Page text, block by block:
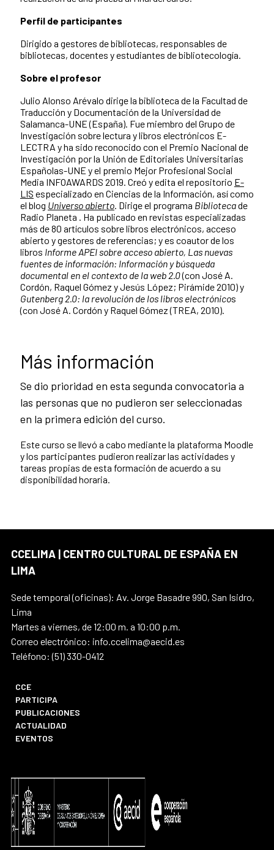
Perfil de participantes
Dirigido a gestores de bibliotecas, responsables de
bibliotecas, docentes y estudiantes de bibliotecología.
Sobre el profesor
Julio Alonso Arévalo dirige la biblioteca de la Facultad de
Traducción y Documentación de la Universidad de
Salamanca-UNE (España). Fue miembro del Grupo de
Investigación sobre lectura y libros electrónicos E-
LECTRA y ha sido reconocido con el Premio Nacional de
Investigación por la Unión de Editoriales Universitarias
Españolas-UNE y el premio Mejor Profesional Social
Media INFOAWARDS 2019. Creó y edita el repositorio E-
LIS especializado en Ciencias de la Información, así como
el blog Universo abierto. Dirige el programa Bibliotecade
Radio Planeta . Ha publicado en revistas especializadas
más de 80 artículos sobre libros electrónicos, acceso
abierto y gestores de referencias; y es coautor de los
libros Informe APEI sobre acceso abierto, Las nuevas
fuentes de información: Información y búsqueda
documental en el contexto de la web 2.0(con José A.
Cordón, Raquel Gómez y Jesús López; Pirámide 2010) y
Gutenberg 2.0: la revolución de los libros electrónicos
(con José A. Cordón y Raquel Gómez (TREA, 2010).
Más información
Se dio prioridad en esta segunda convocatoria a
las personas que no pudieron ser seleccionadas
en la primera edición del curso.
Este curso se llevó a cabo mediante la plataforma Moodle
y los participantes pudieron realizar las actividades y
tareas propias de esta formación de acuerdo a su
disponibilidad horaria.
CCELIMA | CENTRO CULTURAL DE ESPAÑA EN
LIMA
Sede temporal (oficinas): Av. Jorge Basadre 990, San Isidro,
Lima
Martes a viernes, de 12:00 m. a 10:00 p.m.
Correo electrónico: info.ccelima@aecid.es
Teléfono: (51) 330-0412
CCE
PARTICIPA
PUBLICACIONES
ACTUALIDAD
EVENTOS